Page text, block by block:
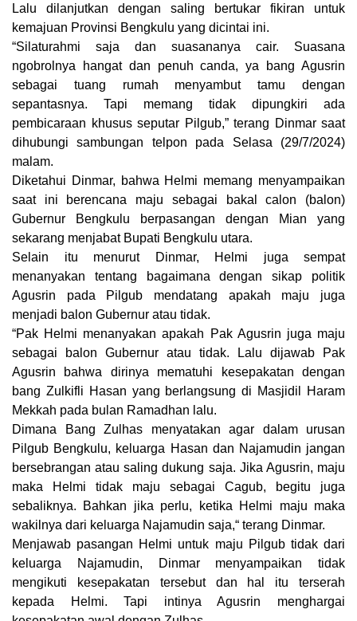
Lalu dilanjutkan dengan saling bertukar fikiran untuk
kemajuan Provinsi Bengkulu yang dicintai ini.
“Silaturahmi saja dan suasananya cair. Suasana
ngobrolnya hangat dan penuh canda, ya bang Agusrin
sebagai tuang rumah menyambut tamu dengan
sepantasnya. Tapi memang tidak dipungkiri ada
pembicaraan khusus seputar Pilgub,” terang Dinmar saat
dihubungi sambungan telpon pada Selasa (29/7/2024)
malam.
Diketahui Dinmar, bahwa Helmi memang menyampaikan
saat ini berencana maju sebagai bakal calon (balon)
Gubernur Bengkulu berpasangan dengan Mian yang
sekarang menjabat Bupati Bengkulu utara.
Selain itu menurut Dinmar, Helmi juga sempat
menanyakan tentang bagaimana dengan sikap politik
Agusrin pada Pilgub mendatang apakah maju juga
menjadi balon Gubernur atau tidak.
“Pak Helmi menanyakan apakah Pak Agusrin juga maju
sebagai balon Gubernur atau tidak. Lalu dijawab Pak
Agusrin bahwa dirinya mematuhi kesepakatan dengan
bang Zulkifli Hasan yang berlangsung di Masjidil Haram
Mekkah pada bulan Ramadhan lalu.
Dimana Bang Zulhas menyatakan agar dalam urusan
Pilgub Bengkulu, keluarga Hasan dan Najamudin jangan
bersebrangan atau saling dukung saja. Jika Agusrin, maju
maka Helmi tidak maju sebagai Cagub, begitu juga
sebaliknya. Bahkan jika perlu, ketika Helmi maju maka
wakilnya dari keluarga Najamudin saja,“ terang Dinmar.
Menjawab pasangan Helmi untuk maju Pilgub tidak dari
keluarga Najamudin, Dinmar menyampaikan tidak
mengikuti kesepakatan tersebut dan hal itu terserah
kepada Helmi. Tapi intinya Agusrin menghargai